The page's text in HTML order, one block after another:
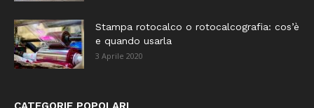
Stampa rotocalco o rotocalcografia: cos’è
e quando usarla
3 Aprile 2020